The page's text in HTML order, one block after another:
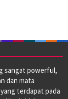
sangat powerful,
dan mata
terdapat pada